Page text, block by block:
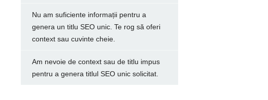
Nu am suficiente informații pentru a
genera un titlu SEO unic. Te rog să oferi
context sau cuvinte cheie.
Am nevoie de context sau de titlu impus
pentru a genera titlul SEO unic solicitat.